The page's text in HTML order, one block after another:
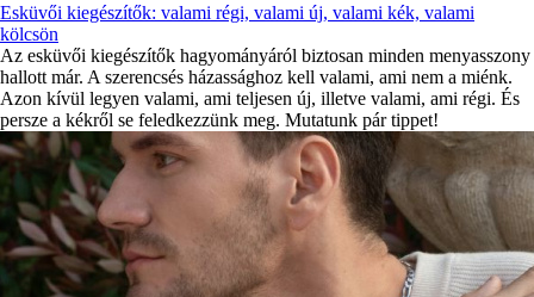
Esküvői kiegészítők: valami régi, valami új, valami kék, valami
kölcsön
Az esküvői kiegészítők hagyományáról biztosan minden menyasszony
hallott már. A szerencsés házassághoz kell valami, ami nem a miénk.
Azon kívül legyen valami, ami teljesen új, illetve valami, ami régi. És
persze a kékről se feledkezzünk meg. Mutatunk pár tippet!